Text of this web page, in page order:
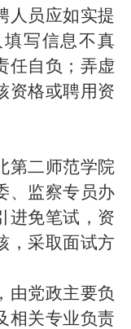
人员应如实提
写信息不真
任自负；弄虚
资格或聘用资
第二师范学院
、监察专员办
进免笔试，资
，采取面试方
由党政主要负
相关专业负责